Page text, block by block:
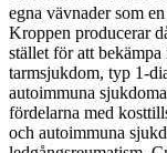
egna vävnader som
Kroppen producerar
stället för att
tarmsjukdom, typ 1-
autoimmuna
fördelarna med
och autoimmuna